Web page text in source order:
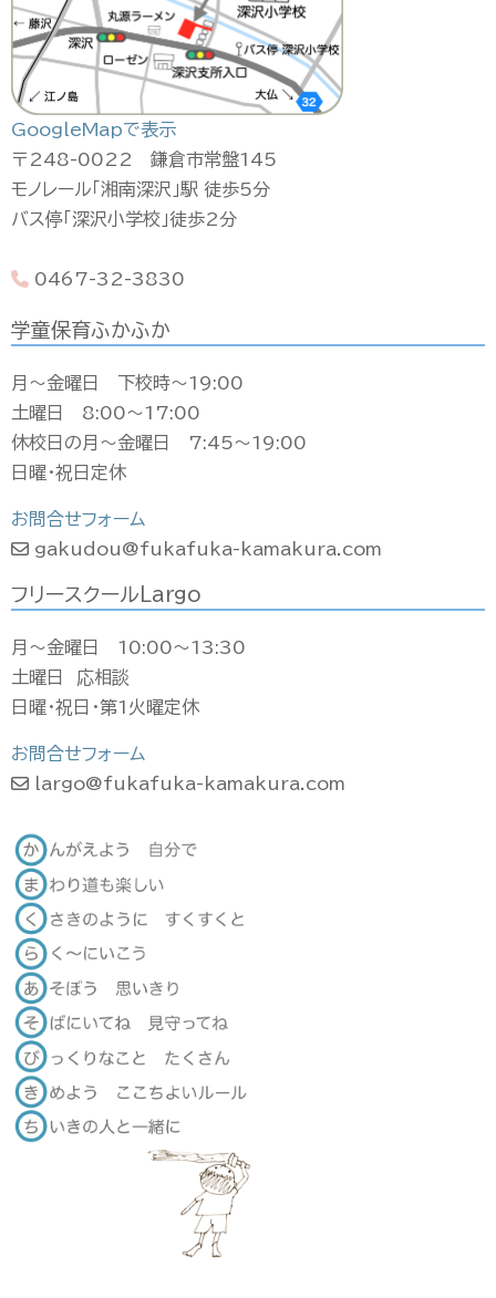
GoogleMapで表示
〒248-0022 鎌倉市常盤145
モノレール「湘南深沢」駅 徒歩5分
バス停「深沢小学校」徒歩2分
0467-32-3830
学童保育ふかふか
月〜金曜日 下校時〜19:00
土曜日 8:00〜17:00
休校日の月〜金曜日 7:45〜19:00
日曜・祝日定休
お問合せフォーム
gakudou@fukafuka-kamakura.com
フリースクールLargo
月〜金曜日 10:00〜13:30
土曜日 応相談
日曜・祝日・第1火曜定休
お問合せフォーム
largo@fukafuka-kamakura.com